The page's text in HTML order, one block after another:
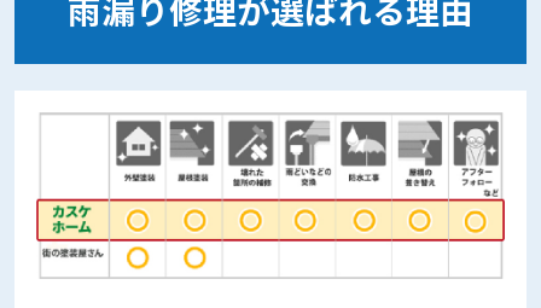
雨漏り修理が選ばれる理由